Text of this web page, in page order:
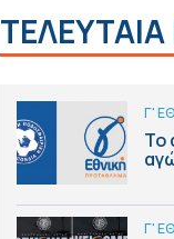
Γ'
Το
Γ'